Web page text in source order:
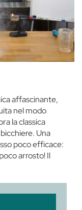
affascinante,
nel modo
la classica
Una
poco efficace:
arrosto! Il